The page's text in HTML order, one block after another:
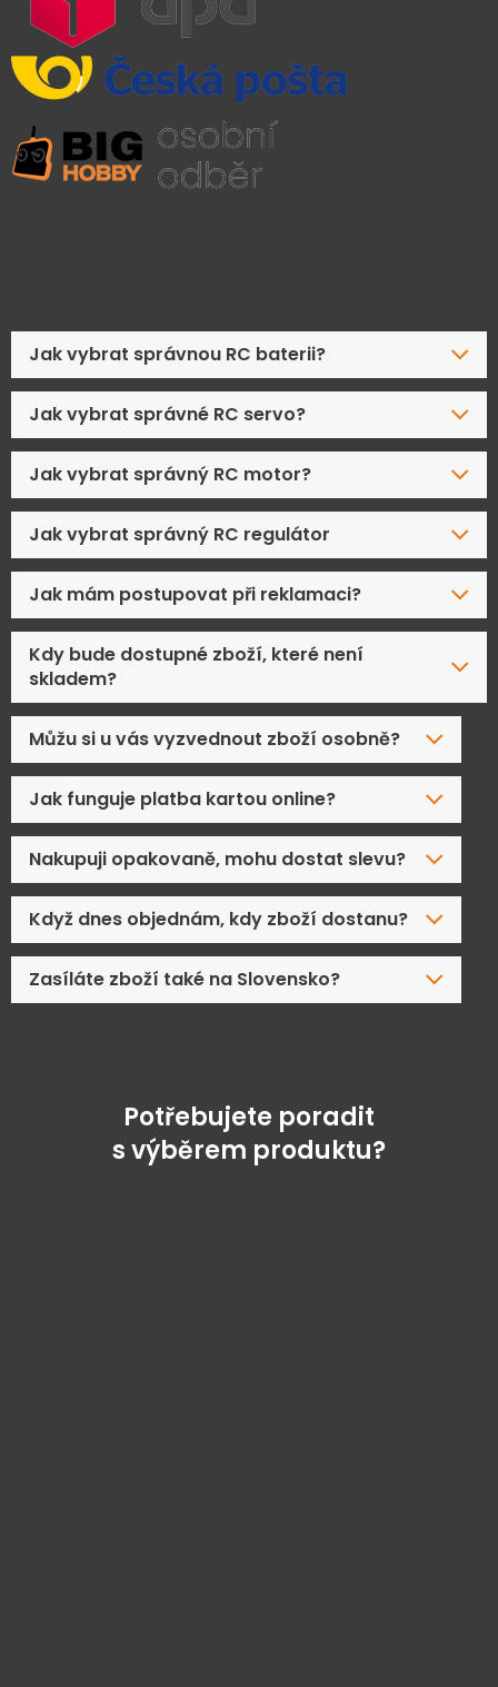
Jak vybrat správnou RC baterii?
Jak vybrat správné RC servo?
Jak vybrat správný RC motor?
Jak vybrat správný RC regulátor
Jak mám postupovat při reklamaci?
Kdy bude dostupné zboží, které není
skladem?
Můžu si u vás vyzvednout zboží osobně?
Jak funguje platba kartou online?
Nakupuji opakovaně, mohu dostat slevu?
Když dnes objednám, kdy zboží dostanu?
Zasíláte zboží také na Slovensko?
Potřebujete poradit
s výběrem produktu?